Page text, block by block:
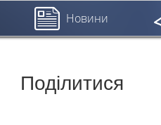
Новини
Поділитися